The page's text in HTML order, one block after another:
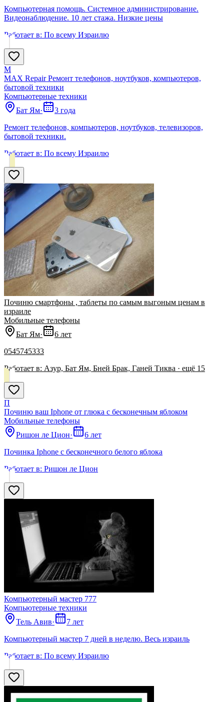
Компьютерная помощь. Системное администрирование.
Видеонаблюдение. 10 лет стажа. Низкие цены
Работает в: По всему Израилю
M
MAX Repair Ремонт телефонов, ноутбуков, компьютеров,
бытовой техники
Компьютерные техники
Бат Ям·
3 года
Ремонт телефонов, компьютеров, ноутбуков, телевизоров,
бытовой техники.
Работает в: По всему Израилю
Починю смартфоны , таблеты по самым выгоным ценам в
израиле
Мобильные телефоны
Бат Ям·
6 лет
0545745333
Работает в: Азур, Бат Ям, Бней Брак, Ганей Тиква · ещё 15
П
Починю ваш Iphone от глюка с бесконечным яблоком
Мобильные телефоны
Ришон ле Цион·
6 лет
Починка Iphone с бесконечного белого яблока
Работает в: Ришон ле Цион
Компьютерный мастер 777
Компьютерные техники
Тель Авив·
7 лет
Компьютерный мастер 7 дней в неделю. Весь израиль
Работает в: По всему Израилю